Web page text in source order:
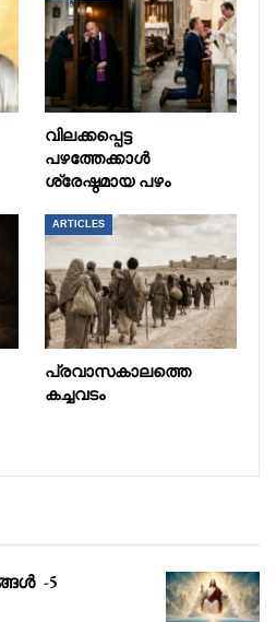
വിലക്കപ്പെട്ട
പഴത്തേക്കാൾ
ശ്രേഷ്ഠമായ പഴം
ARTICLES
പ്രവാസകാലത്തെ
കച്ചവടം
-5